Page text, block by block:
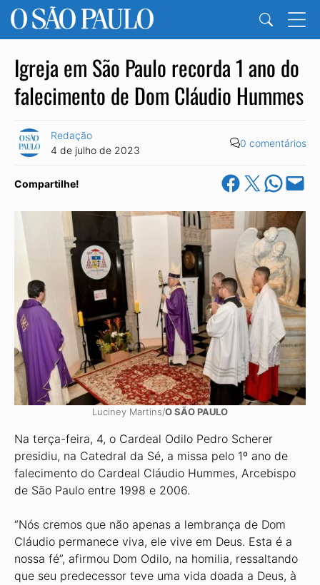
Igreja em São Paulo recorda 1 ano do
falecimento de Dom Cláudio Hummes
Redação
4 de julho de 2023
0 comentários
Compartilhe! Share on Facebook
Share on X Share on
Email this
Luciney Martins/O SÃO PAULO
Na terça-feira, 4, o Cardeal Odilo Pedro Scherer
presidiu, na Catedral da Sé, a missa pelo 1º ano de
falecimento do Cardeal Cláudio Hummes, Arcebispo
de São Paulo entre 1998 e 2006.
“Nós cremos que não apenas a lembrança de Dom
Cláudio permanece viva, ele vive em Deus. Esta é a
nossa fé”, afirmou Dom Odilo, na homilia, ressaltando
que seu predecessor teve uma vida doada a Deus, à